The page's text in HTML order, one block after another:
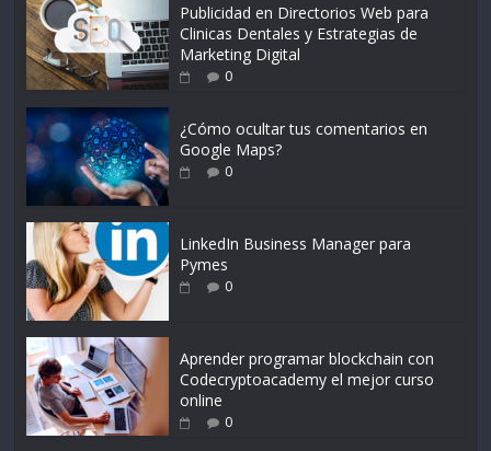
Publicidad en Directorios Web para
Clinicas Dentales y Estrategias de
Marketing Digital
0
¿Cómo ocultar tus comentarios en
Google Maps?
0
LinkedIn Business Manager para
Pymes
0
Aprender programar blockchain con
Codecryptoacademy el mejor curso
online
0